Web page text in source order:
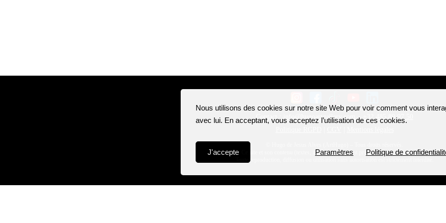
Nous utilisons des cookies sur notre site Web pour voir comment vous
avec lui. En acceptant, vous acceptez l’utilisation de ces cookies.
Paramètres Politique de
J'accepte